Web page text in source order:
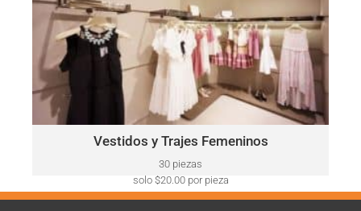
Vestidos y Trajes Femeninos
30 piezas
solo $20.00 por pieza
VESTIDOS Y TRAJES FEMENINOS
Este lote puede incluir una variedad de marcas, como:
Ralph
Lauren, Calvin Klein, DKNY, Tommy Hilfiger, Guess, Vince
Camuto, Adrianna Papell, Nine West, BCBGeneration y más.
Haga Click Aquí